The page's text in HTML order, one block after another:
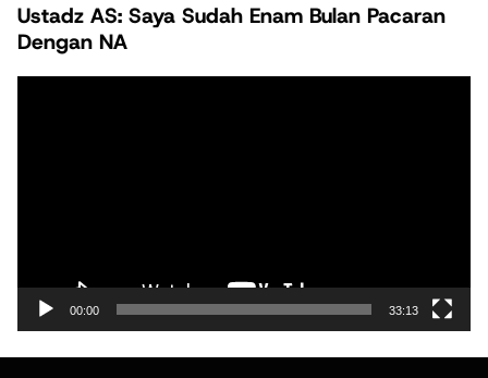
Ustadz AS: Saya Sudah Enam Bulan Pacaran
Dengan NA
00:00 33:13